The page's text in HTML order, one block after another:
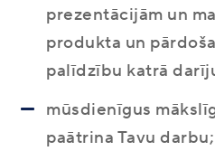
prezentācijām un
produkta un
palīdzību katrā
mūsdienīgus
paātrina Tavu darbu;